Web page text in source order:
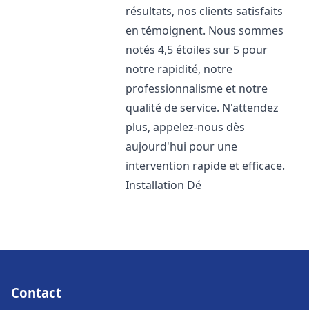
résultats, nos clients satisfaits
en témoignent. Nous sommes
notés 4,5 étoiles sur 5 pour
notre rapidité, notre
professionnalisme et notre
qualité de service. N'attendez
plus, appelez-nous dès
aujourd'hui pour une
intervention rapide et efficace.
Installation Dé
Contact